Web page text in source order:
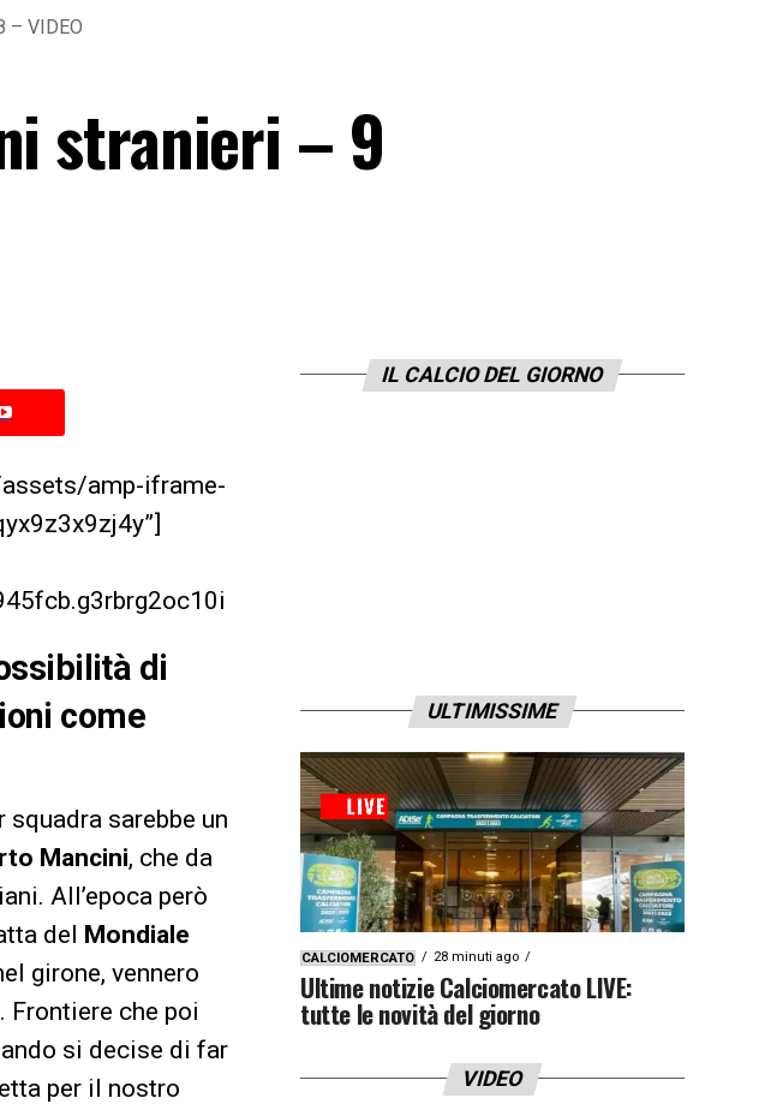
– VIDEO
stranieri – 9
amp-iframe-
di
come
sarebbe un
Mancini, che da
All’epoca però
del Mondiale
girone, vennero
che poi
si decise di far
per il nostro
IL CALCIO DEL GIORNO
ULTIMISSIME
CALCIOMERCATO 28 minuti ago
Ultime notizie Calciomercato LIVE:
tutte le novità del giorno
VIDEO